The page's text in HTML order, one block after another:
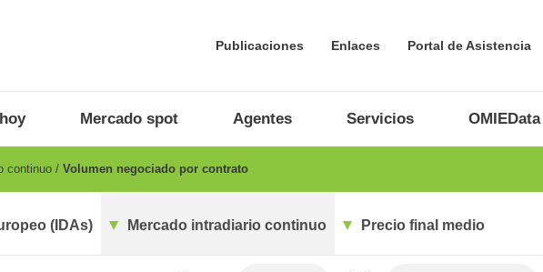
Publicaciones Enlaces Portal de Asistencia
Mercado spot Agentes Servicios OMIEData
continuo Volumen negociado por contrato
(IDAs) Mercado intradiario continuo Precio final medio